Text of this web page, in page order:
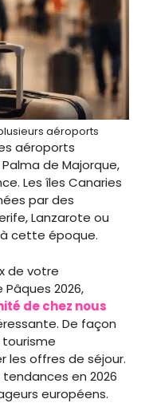
aéroports
aéroports
de Majorque,
Les îles Canaries
par des
Lanzarote ou
cette époque.
de votre
2026,
de chez nous
De façon
les offres de séjour.
en 2026
européens.